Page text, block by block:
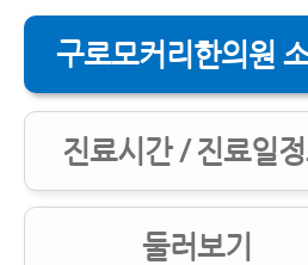
구로모커리한의원
진료시간 / 진료일
둘러보기